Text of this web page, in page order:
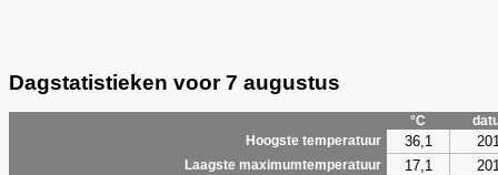
Dagstatistieken voor 7 augustus
°C
Hoogste temperatuur
36,1
Laagste maximumtemperatuur 17,1